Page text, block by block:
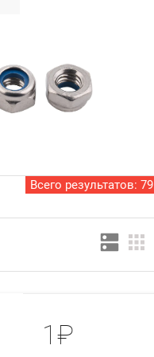
Всего результатов:79
dns apps
1₽